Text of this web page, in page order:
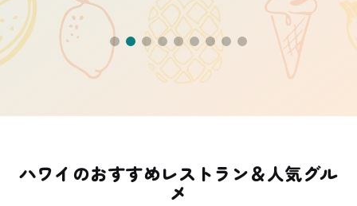
ハワイのおすすめレストラン＆人気グル
メ